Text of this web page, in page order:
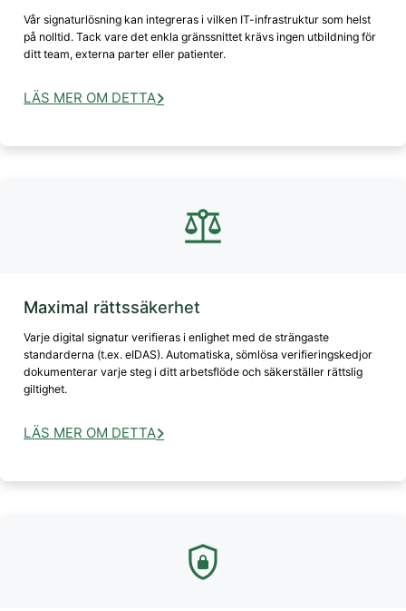
Vår signaturlösning kan integreras i vilken IT-infrastruktur som helst
på nolltid. Tack vare det enkla gränssnittet krävs ingen utbildning för
ditt team, externa parter eller patienter.
LÄS MER OM DETTA
Maximal rättssäkerhet
Varje digital signatur verifieras i enlighet med de strängaste
standarderna (t.ex. eIDAS). Automatiska, sömlösa verifieringskedjor
dokumenterar varje steg i ditt arbetsflöde och säkerställer rättslig
giltighet.
LÄS MER OM DETTA